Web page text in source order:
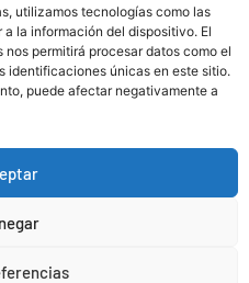
utilizamos tecnologías como las
la información del dispositivo. El
permitirá procesar datos como el
identificaciones únicas en este sitio.
puede afectar negativamente a
Asturiana de Empresarios
cookies